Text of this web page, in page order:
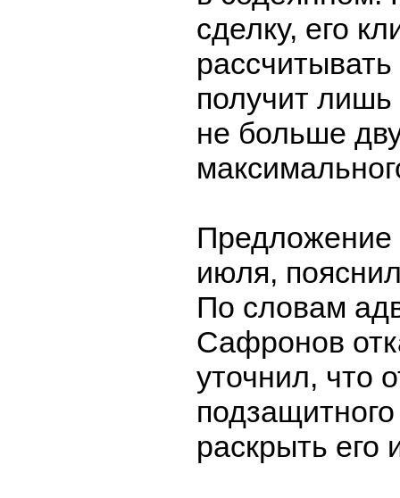
сделку, его
получит лишь
не больше
Предложение
июля,
По словам
Сафронов
уточнил, что
раскрыть его